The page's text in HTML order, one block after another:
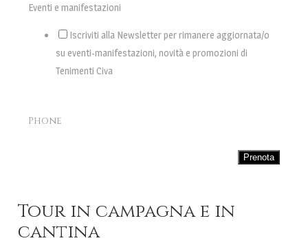
Eventi e manifestazioni
Iscriviti alla Newsletter per rimanere aggiornata/o
su eventi-manifestazioni, novità e promozioni di
Tenimenti Civa
Phone
Prenota
Tour in campagna e in
cantina